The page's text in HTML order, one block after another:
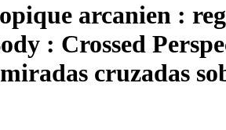
arcanien :
: Crossed
cruzadas